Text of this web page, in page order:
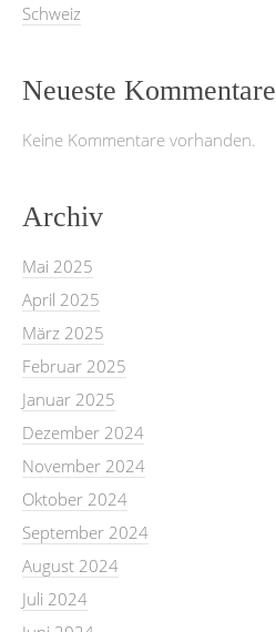
Schweiz
Neueste Kommentare
Keine Kommentare vorhanden.
Archiv
Mai 2025
April 2025
März 2025
Februar 2025
Januar 2025
Dezember 2024
November 2024
Oktober 2024
September 2024
August 2024
Juli 2024